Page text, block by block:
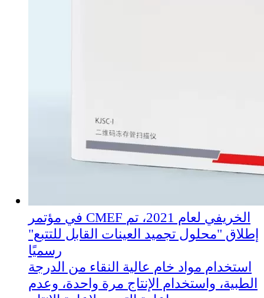
في مؤتمر CMEF الخريفي لعام 2021، تم
إطلاق "محلول تجميد العينات القابل للتتبع"
رسميًا
استخدام مواد خام عالية النقاء من الدرجة
الطبية، واستخدام الإنتاج مرة واحدة، وعدم